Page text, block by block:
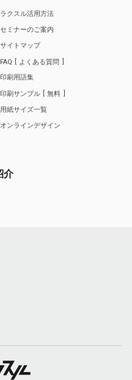
ラクスル活用方法
セミナーのご案内
サイトマップ
FAQ
よくある質問
印刷用語集
印刷サンプル
無料
用紙サイズ一覧
オンラインデザイン
介